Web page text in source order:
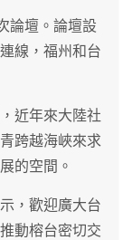
論壇。論壇設
線，福州和台
近年來大陸社
跨越海峽來求
的空間。
，歡迎廣大台
動榕台密切交